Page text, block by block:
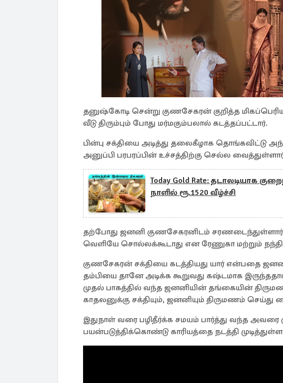
தனுஷ்கோடி சென்று குணசேகரன் குறித்த
வீடு திரும்பும் போது மர்மகும்பலால் கடத்தப்பட்டார்.
பின்பு சக்தியை அடித்து தலைகீழாக
அனுப்பி பரபரப்பின் உச்சத்திற்கு செல்ல
Today Gold Rate: தடாலடியாக
நாளில் ரூ.1520 வீழ்ச்சி
தற்போது ஜனனி குணசேகரனிடம்
வெளியே சொல்லக்கூடாது என ரேணுகா மற்றும்
குணசேகரன் சக்தியை கடத்தியது யார் என்பதை
தம்பியை தானே அடிக்க கூறுவது கஷ்டமாக
முதல் பாகத்தில் வந்த ஜனனியின் தங்கையின்
காதலனுக்கு சக்தியும், ஜனனியும் திருமணம் செய்து
இதுநாள் வரை பழிதீர்க்க சமயம் பார்த்து வந்த
பயன்படுத்திக்கொண்டு காரியத்தை நடத்தி